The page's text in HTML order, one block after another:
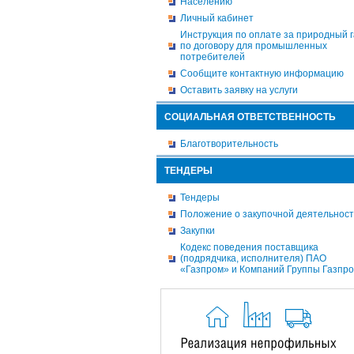
Личный кабинет
Инструкция по оплате за природный
по договору для промышленных
потребителей
Сообщите контактную информацию
Оставить заявку на услуги
СОЦИАЛЬНАЯ ОТВЕТСТВЕННОСТЬ
Благотворительность
ТЕНДЕРЫ
Тендеры
Положение о закупочной
Закупки
Кодекс поведения поставщика
(подрядчика, исполнителя) ПАО
«Газпром» и Компаний Группы